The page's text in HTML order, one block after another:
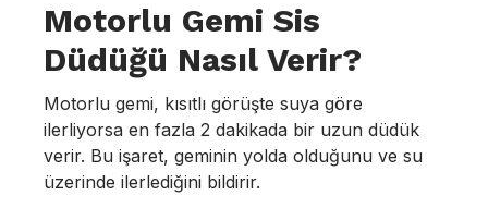
Motorlu Gemi Sis
Düdüğü Nasıl Verir?
Motorlu gemi, kısıtlı görüşte suya göre
ilerliyorsa en fazla 2 dakikada bir uzun düdük
verir. Bu işaret, geminin yolda olduğunu ve su
üzerinde ilerlediğini bildirir.